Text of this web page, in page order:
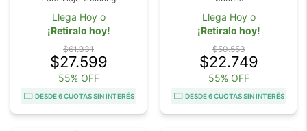
Llega Hoy o
¡Retiralo hoy!
$61.331
$27.599
55% OFF
DESDE 6 CUOTAS SIN INTERÉS
Llega Hoy o
¡Retiralo hoy!
$50.553
$22.749
55% OFF
DESDE 6 CUOTAS SIN INTERÉS